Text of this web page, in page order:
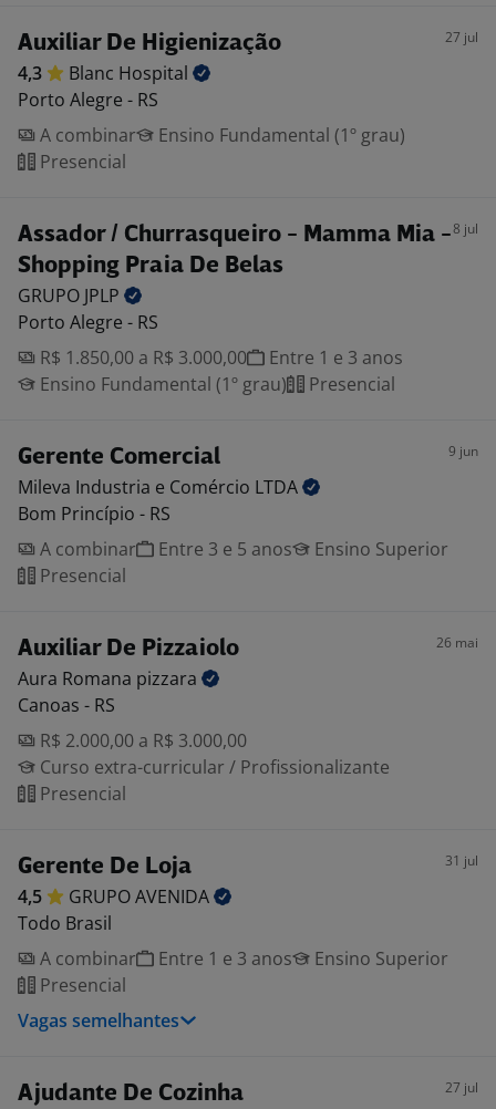
Auxiliar De Higienização 27 jul
4,3 Blanc Hospital
Porto Alegre - RS
A combinar
Ensino Fundamental (1º grau)
Presencial
Assador / Churrasqueiro - Mamma Mia -
Shopping Praia De Belas
8 jul
GRUPO JPLP
Porto Alegre - RS
R$ 1.850,00 a R$ 3.000,00
Entre 1 e 3 anos
Ensino Fundamental (1º grau)
Presencial
Gerente Comercial 9 jun
Mileva Industria e Comércio LTDA
Bom Princípio - RS
A combinar
Entre 3 e 5 anos
Ensino Superior
Presencial
Auxiliar De Pizzaiolo 26 mai
Aura Romana pizzara
Canoas - RS
R$ 2.000,00 a R$ 3.000,00
Curso extra-curricular / Profissionalizante
Presencial
Gerente De Loja 31 jul
4,5 GRUPOAVENIDA
Todo Brasil
A combinar
Entre 1 e 3 anos
Ensino Superior
Presencial
Vagas semelhantes
Ajudante De Cozinha 27 jul